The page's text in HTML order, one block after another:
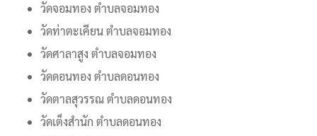
วัดจอมทอง ตำบลจอมทอง
วัดท่าตะเคียน ตำบลจอมทอง
วัดศาลาสูง ตำบลจอมทอง
วัดดอนทอง ตำบลดอนทอง
วัดตาลสุวรรณ ตำบลดอนทอง
วัดเต็งสำนัก ตำบลดอนทอง